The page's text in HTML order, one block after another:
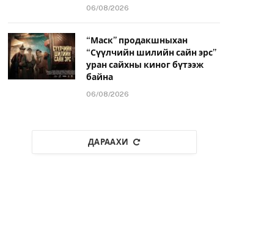
06/08/2026
“Маск” продакшныхан
“Сүүлчийн шилийн сайн эрс”
уран сайхны киног бүтээж
байна
06/08/2026
ДАРААХИ